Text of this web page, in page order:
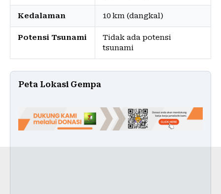
Kedalaman 10 km (dangkal)
Potensi Tsunami
Tidak ada potensi
tsunami
Peta Lokasi Gempa